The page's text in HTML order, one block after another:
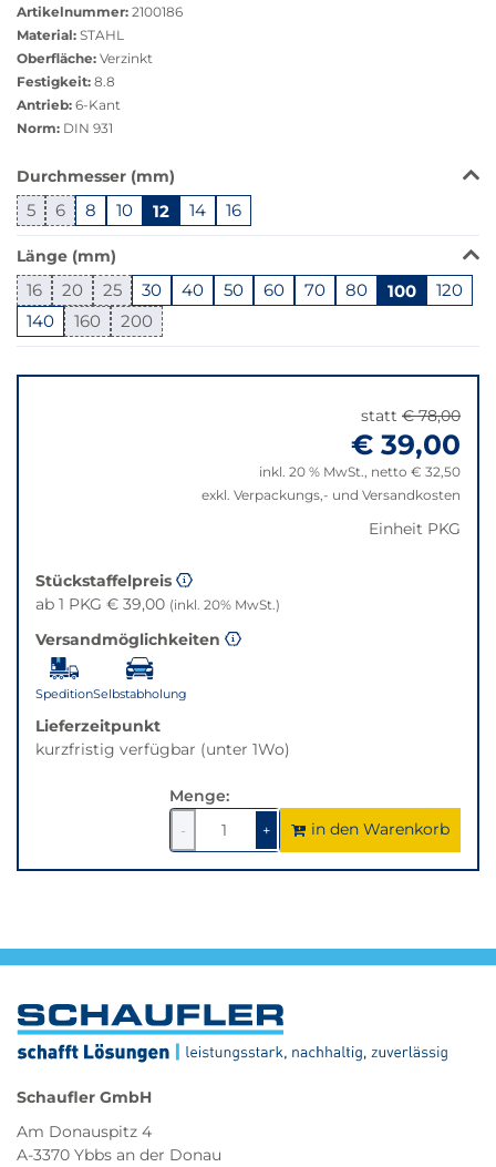
anzeigen
Artikelnummer: 2100186
Material: STAHL
Oberfläche: Verzinkt
Festigkeit: 8.8
Antrieb: 6-Kant
Norm: DIN 931
Das
ist
in
dieser
Variante
nicht
verfügbar.
Bei
Klick
der
gewünschten
Variante.
Durchmesser (mm)
5 6 8 10 12 14 16
Länge (mm)
16 20 25 30 40 50 60 70 80 100
120
140
160 200
zu
statt € 78,00
€ 39,00
inkl. 20 % MwSt., netto € 32,50
exkl. Verpackungs,- und Versandkosten
Einheit PKG
Stückstaffelpreis
ab 1 PKG € 39,00 (inkl. 20% MwSt.)
Versandmöglichkeiten
SpeditionSelbstabholung
Lieferzeitpunkt
kurzfristig verfügbar (unter 1Wo)
Menge:
-
1
verringern
+1um
1
erhöhen
in den Warenkorb
Schaufler GmbH
Am Donauspitz 4
A-3370 Ybbs an der Donau